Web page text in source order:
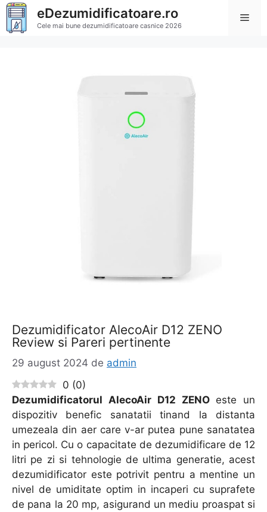
Sari
conținut
eDezumidificatoare.ro
Cele mai bune dezumidificatoare casnice 2026
Dezumidificator AlecoAir D12 ZENO
Review si Pareri pertinente
29 august 2024 de admin
0 (0)
Dezumidificatorul AlecoAir D12 ZENO este un
dispozitiv benefic sanatatii tinand la distanta
umezeala din aer care v-ar putea pune sanatatea
in pericol. Cu o capacitate de dezumidificare de 12
litri pe zi si tehnologie de ultima generatie, acest
dezumidificator este potrivit pentru a mentine un
nivel de umiditate optim in incaperi cu suprafete
de pana la 20 mp, asigurand un mediu proaspat si